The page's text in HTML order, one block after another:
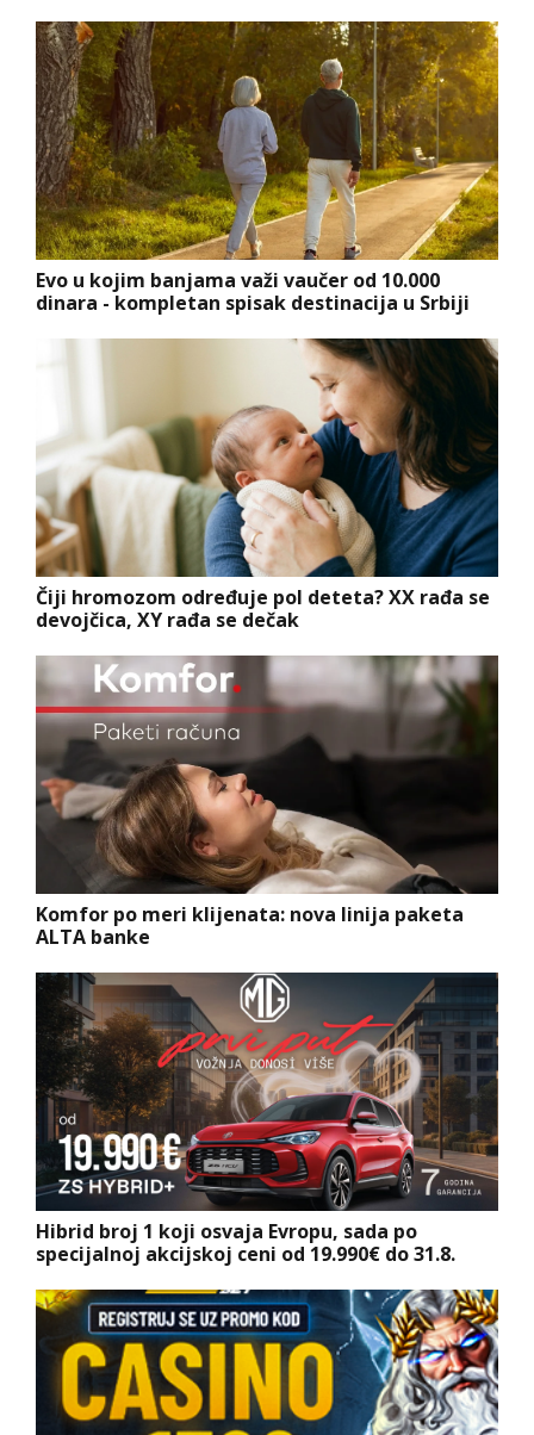
Evo u kojim banjama važi vaučer od 10.000
dinara - kompletan spisak destinacija u Srbiji
Čiji hromozom određuje pol deteta? XX rađa se
devojčica, XY rađa se dečak
Komfor po meri klijenata: nova linija paketa
ALTA banke
Hibrid broj 1 koji osvaja Evropu, sada po
specijalnoj akcijskoj ceni od 19.990€ do 31.8.